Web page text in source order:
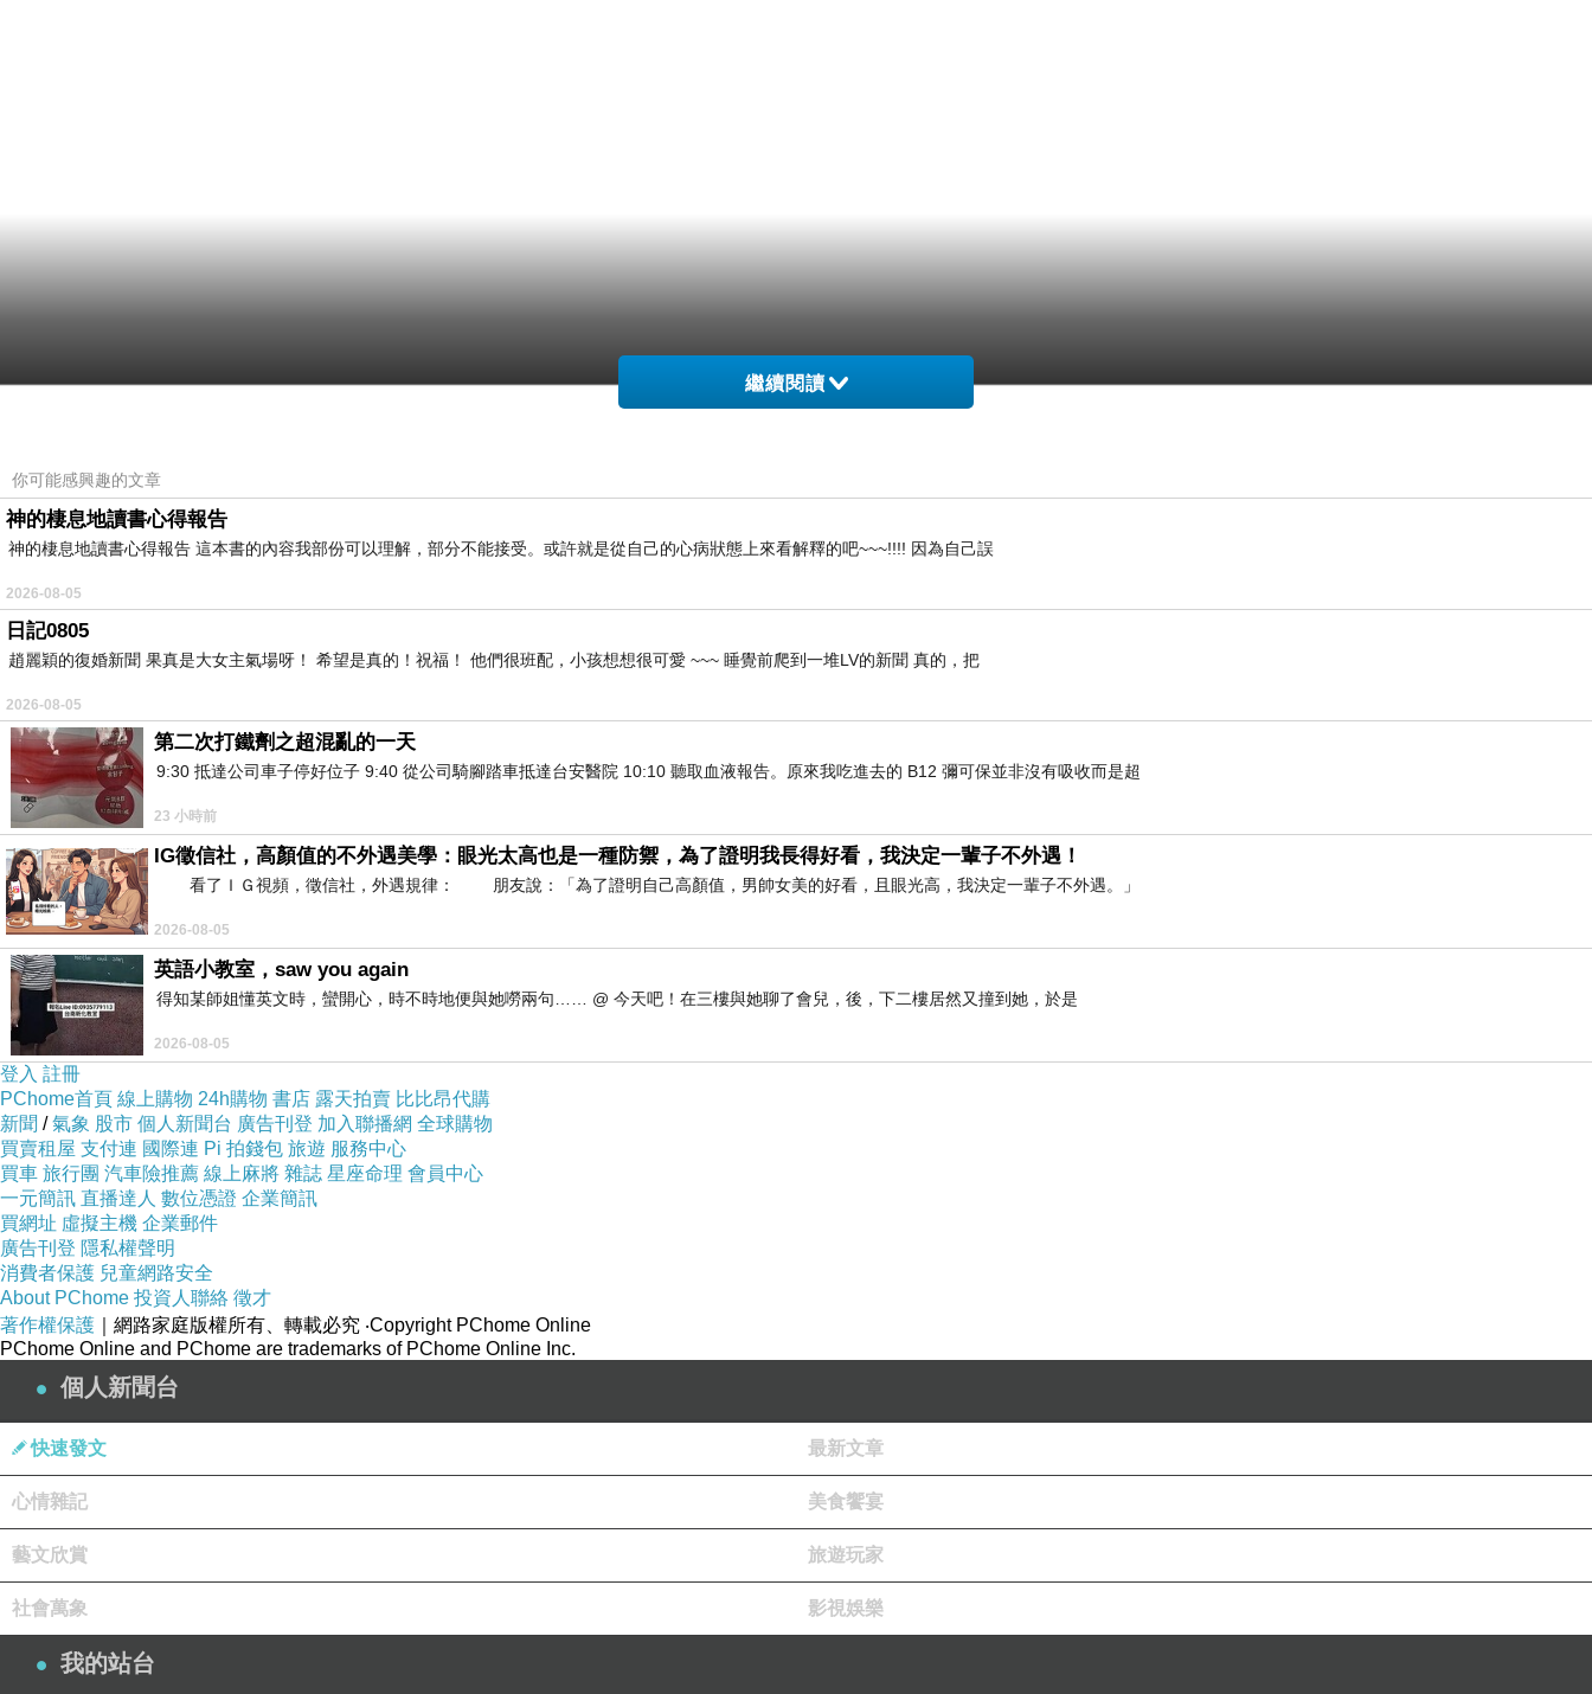
繼續閱讀
你可能感興趣的文章
神的棲息地讀書心得報告
神的棲息地讀書心得報告 這本書的內容我部份可以理解，部分不能接受。或許就是從自己的心病狀態上來看解釋的吧~~~!!!! 因為自己誤
2026-08-05
日記0805
趙麗穎的復婚新聞 果真是大女主氣場呀！ 希望是真的！祝福！ 他們很班配，小孩想想很可愛 ~~~ 睡覺前爬到一堆LV的新聞 真的，把
2026-08-05
第二次打鐵劑之超混亂的一天
9:30 抵達公司車子停好位子 9:40 從公司騎腳踏車抵達台安醫院 10:10 聽取血液報告。原來我吃進去的 B12 彌可保並非沒有吸收而是超
23 小時前
IG徵信社，高顏值的不外遇美學：眼光太高也是一種防禦，為了證明我長得好看，我決定一輩子不外遇！
看了ＩＧ視頻，徵信社，外遇規律： 朋友說：「為了證明自己高顏值，男帥女美的好看，且眼光高，我決定一輩子不外遇。」
2026-08-05
英語小教室，saw you again
得知某師姐懂英文時，蠻開心，時不時地便與她嘮兩句…… @ 今天吧！在三樓與她聊了會兒，後，下二樓居然又撞到她，於是
2026-08-05
登入 註冊
PChome首頁 線上購物 24h購物 書店 露天拍賣 比比昂代購
新聞 /氣象 股市 個人新聞台 廣告刊登 加入聯播網 全球購物
買賣租屋 支付連 國際連 Pi 拍錢包 旅遊 服務中心
買車 旅行團 汽車險推薦 線上麻將 雜誌 星座命理 會員中心
一元簡訊 直播達人 數位憑證 企業簡訊
買網址 虛擬主機 企業郵件
廣告刊登 隱私權聲明
消費者保護 兒童網路安全
About PChome 投資人聯絡 徵才
著作權保護 ｜網路家庭版權所有、轉載必究 ‧Copyright PChome Online
PChome Online and PChome are trademarks of PChome Online Inc.
個人新聞台
快速發文 最新文章
心情雜記 美食饗宴
藝文欣賞 旅遊玩家
社會萬象 影視娛樂
我的站台